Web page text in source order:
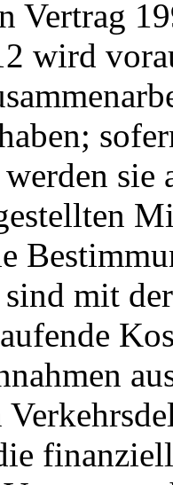
Vertrag
wird
sie
mit